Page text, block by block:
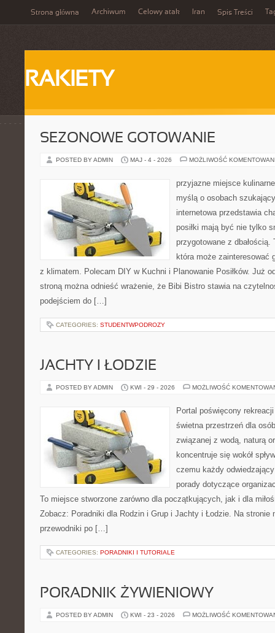
Strona główna Archiwum Celowy atak Iran Spis Treści
RAKIETY
SEZONOWE GOTOWANIE
POSTED BY ADMIN MAJ - 4 - 2026 MOŻLIWOŚĆ
przyjazne miejsce
myślą o osobach
internetowa przedstawia
posiłki mają być nie tylko
przygotowane z
która może zainteresować
z klimatem. Polecam DIY w Kuchni i Planowanie Posiłków. Już
stroną można odnieść wrażenie, że Bibi Bistro stawia na
podejściem do […]
CATEGORIES: STUDENTWPODROZY
JACHTY I ŁODZIE
POSTED BY ADMIN KWI - 29 - 2026 MOŻLIWOŚĆ
Portal poświęcony
świetna przestrzeń dla
związanej z wodą, naturą
koncentruje się wokół
czemu każdy
porady dotyczące
To miejsce stworzone zarówno dla początkujących, jak i dla
Zobacz: Poradniki dla Rodzin i Grup i Jachty i Łodzie. Na stronie
przewodniki po […]
CATEGORIES: PORADNIKI I TUTORIALE
PORADNIK ŻYWIENIOWY
POSTED BY ADMIN KWI - 23 - 2026 MOŻLIWOŚĆ